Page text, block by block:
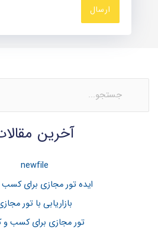
س
آخرین
newfile
ایده تور مجازی برای کسب
بازاریابی با تور
تور مجازی برای کسب و